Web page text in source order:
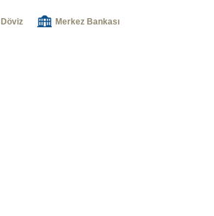
Döviz Merkez Bankası